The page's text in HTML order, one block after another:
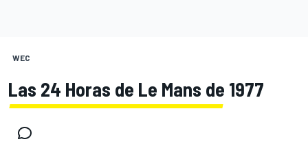
WEC
Las 24 Horas de Le Mans de 1977